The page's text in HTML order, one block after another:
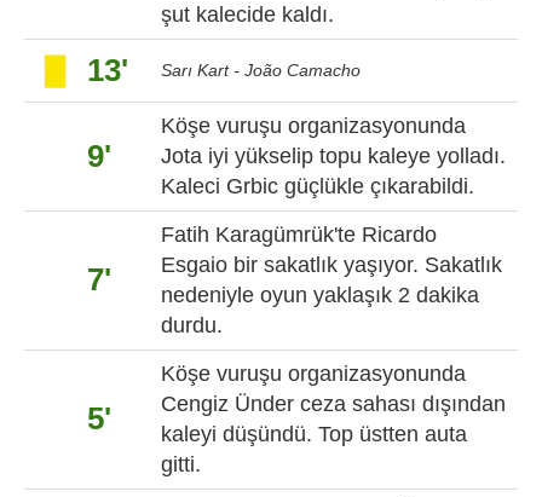
şut kalecide kaldı.
13' Sarı Kart - João Camacho
9'
Köşe vuruşu organizasyonunda
Jota iyi yükselip topu kaleye yolladı.
Kaleci Grbic güçlükle çıkarabildi.
7'
Fatih Karagümrük'te Ricardo
Esgaio bir sakatlık yaşıyor. Sakatlık
nedeniyle oyun yaklaşık 2 dakika
durdu.
5'
Köşe vuruşu organizasyonunda
Cengiz Ünder ceza sahası dışından
kaleyi düşündü. Top üstten auta
gitti.